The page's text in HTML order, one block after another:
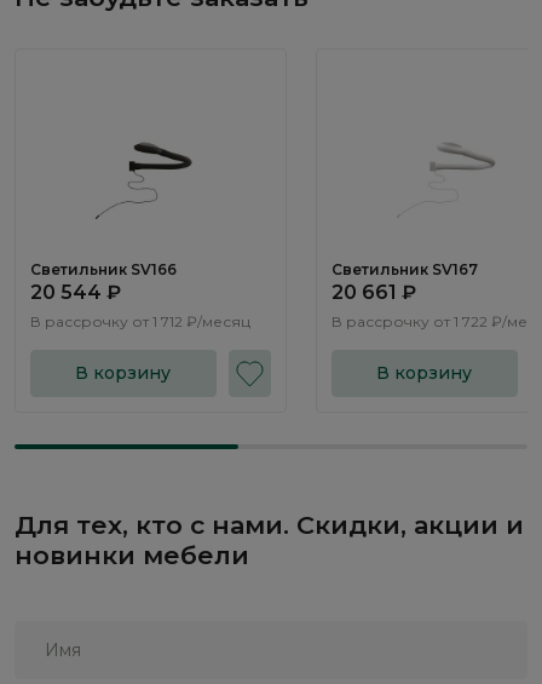
Светильник SV166
20 544 ₽
В рассрочку от 1 712 ₽/месяц
В корзину
Светильник SV167
20 661 ₽
В рассрочку от 1 722 ₽/
В корзину
Для тех, кто с нами. Скидки, акции и
новинки мебели